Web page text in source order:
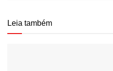
Leia também